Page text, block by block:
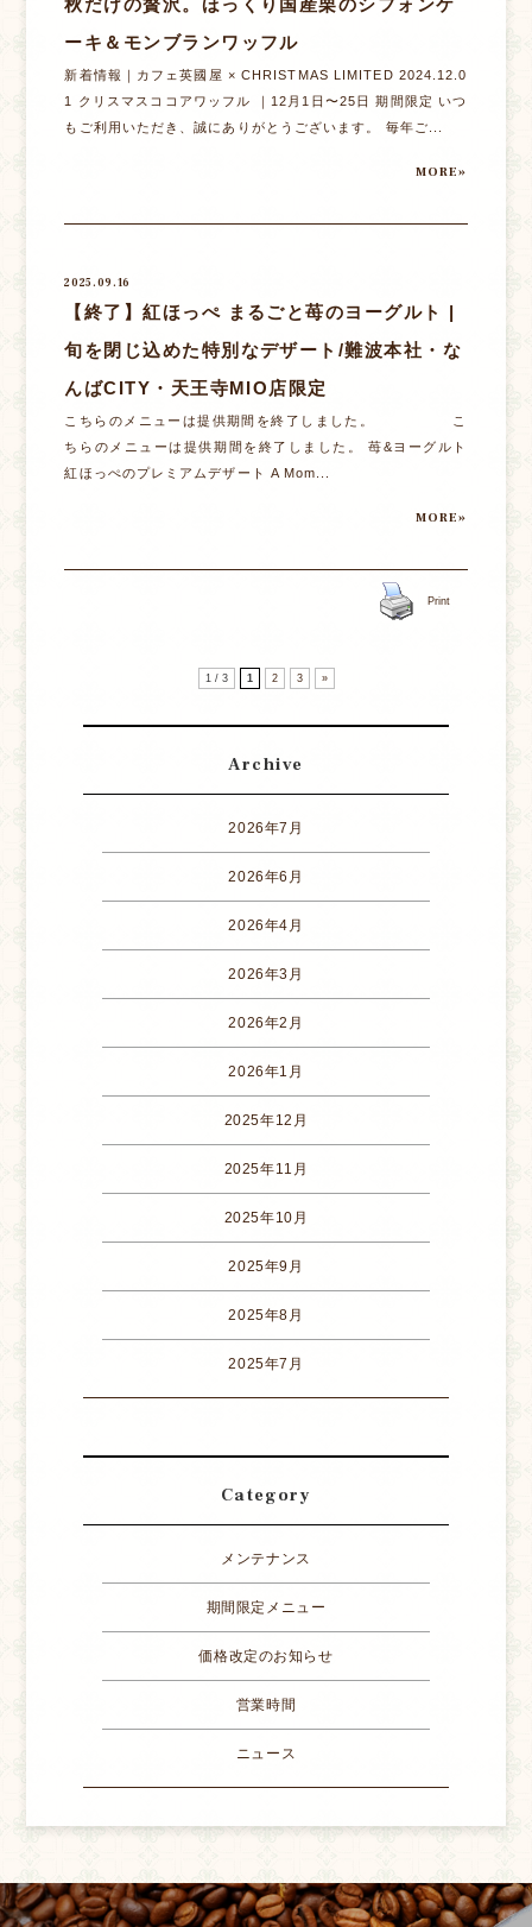
秋だけの贅沢。ほっくり国産栗のシフォンケ
ーキ＆モンブランワッフル
新着情報｜カフェ英國屋 × CHRISTMAS LIMITED 2024.12.0
1 クリスマスココアワッフル ｜12月1日〜25日 期間限定 いつ
もご利用いただき、誠にありがとうございます。 毎年ご...
MORE»
2025.09.16
【終了】紅ほっぺ まるごと苺のヨーグルト |
旬を閉じ込めた特別なデザート/難波本社・な
んばCITY・天王寺MIO店限定
こちらのメニューは提供期間を終了しました。 こ
ちらのメニューは提供期間を終了しました。 苺&ヨーグルト
紅ほっぺのプレミアムデザート A Mom...
MORE»
Print
1 / 3 1 2 3 »
Archive
2026年7月
2026年6月
2026年4月
2026年3月
2026年2月
2026年1月
2025年12月
2025年11月
2025年10月
2025年9月
2025年8月
2025年7月
Category
メンテナンス
期間限定メニュー
価格改定のお知らせ
営業時間
ニュース